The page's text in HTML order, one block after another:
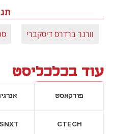
וורנר ברדרס דיסקברי
עוד בכלכליסט
פודקאסט אנרגיה
CTECH